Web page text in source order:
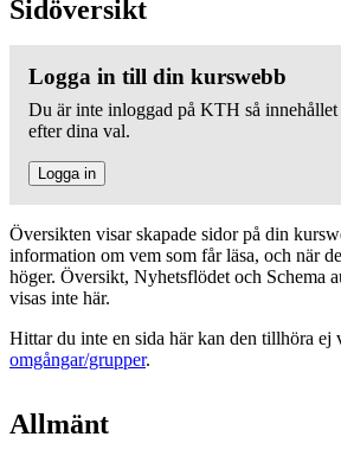
Sidöversikt
Logga in till din kurswebb
Du är inte inloggad på KTH så innehållet
efter dina val.
Logga in
Översikten visar skapade sidor på din
information om vem som får läsa, och när
höger. Översikt, Nyhetsflödet och Schema
visas inte här.
Hittar du inte en sida här kan den tillhöra ej
omgångar/grupper.
Allmänt